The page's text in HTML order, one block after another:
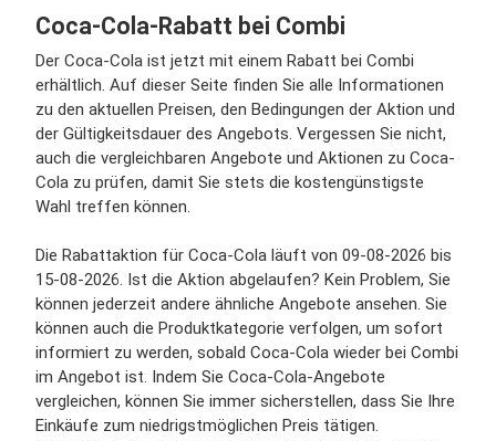
Coca-Cola-Rabatt bei Combi
Der Coca-Cola ist jetzt mit einem Rabatt bei Combi
erhältlich. Auf dieser Seite finden Sie alle Informationen
zu den aktuellen Preisen, den Bedingungen der Aktion und
der Gültigkeitsdauer des Angebots. Vergessen Sie nicht,
auch die vergleichbaren Angebote und Aktionen zu Coca-
Cola zu prüfen, damit Sie stets die kostengünstigste
Wahl treffen können.
Die Rabattaktion für Coca-Cola läuft von 09-08-2026 bis
15-08-2026. Ist die Aktion abgelaufen? Kein Problem, Sie
können jederzeit andere ähnliche Angebote ansehen. Sie
können auch die Produktkategorie verfolgen, um sofort
informiert zu werden, sobald Coca-Cola wieder bei Combi
im Angebot ist. Indem Sie Coca-Cola-Angebote
vergleichen, können Sie immer sicherstellen, dass Sie Ihre
Einkäufe zum niedrigstmöglichen Preis tätigen.